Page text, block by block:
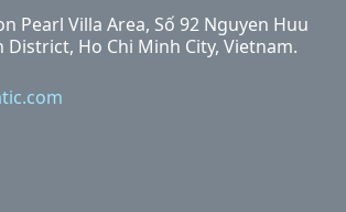
Pearl Villa Area, Số 92 Nguyen Huu
District, Ho Chi Minh City, Vietnam.